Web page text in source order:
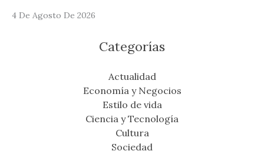
4 De Agosto De 2026
Categorías
Actualidad
Economía y Negocios
Estilo de vida
Ciencia y Tecnología
Cultura
Sociedad